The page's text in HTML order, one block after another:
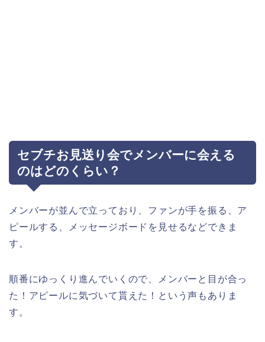
セブチお見送り会でメンバーに会える
のはどのくらい？
メンバーが並んで立っており、ファンが手を振る、ア
ピールする、メッセージボードを見せるなどできま
す。
順番にゆっくり進んでいくので、メンバーと目が合っ
た！アピールに気づいて貰えた！という声もありま
す。